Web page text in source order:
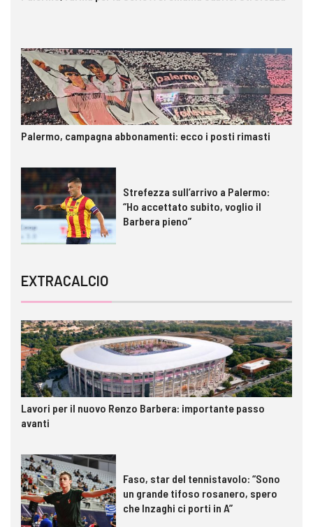
Palermo, campagna abbonamenti: ecco i posti rimasti
Strefezza sull’arrivo a Palermo:
“Ho accettato subito, voglio il
Barbera pieno”
EXTRACALCIO
Lavori per il nuovo Renzo Barbera: importante passo
avanti
Faso, star del tennistavolo: “Sono
un grande tifoso rosanero, spero
che Inzaghi ci porti in A”